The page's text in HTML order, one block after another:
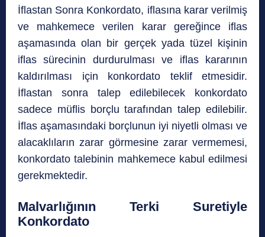
İflastan Sonra Konkordato, iflasına karar verilmiş
ve mahkemece verilen karar gereğince iflas
aşamasında olan bir gerçek yada tüzel kişinin
iflas sürecinin durdurulması ve iflas kararının
kaldırılması için konkordato teklif etmesidir.
İflastan sonra talep edilebilecek konkordato
sadece müflis borçlu tarafından talep edilebilir.
İflas aşamasındaki borçlunun iyi niyetli olması ve
alacaklıların zarar görmesine zarar vermemesi,
konkordato talebinin mahkemece kabul edilmesi
gerekmektedir.
Malvarlığının Terki Suretiyle
Konkordato